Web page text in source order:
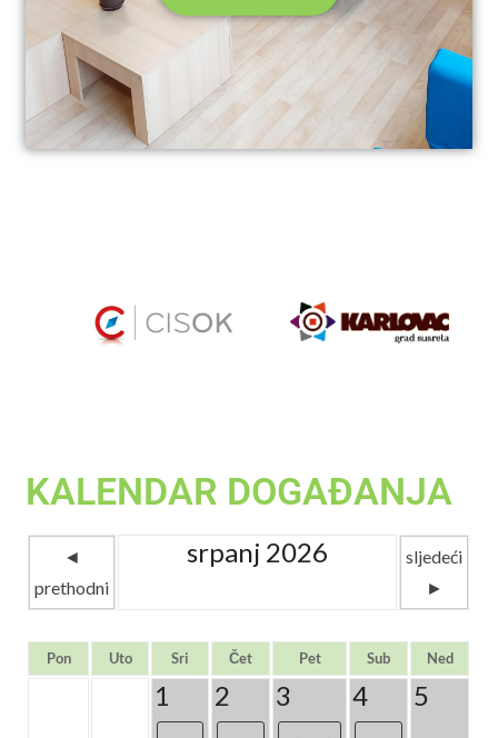
KALENDAR DOGAĐANJA
◄
prethodni
srpanj 2026
sljedeći
►
Pon Uto Sri Čet Pet Sub Ned
1 2 3 4 5